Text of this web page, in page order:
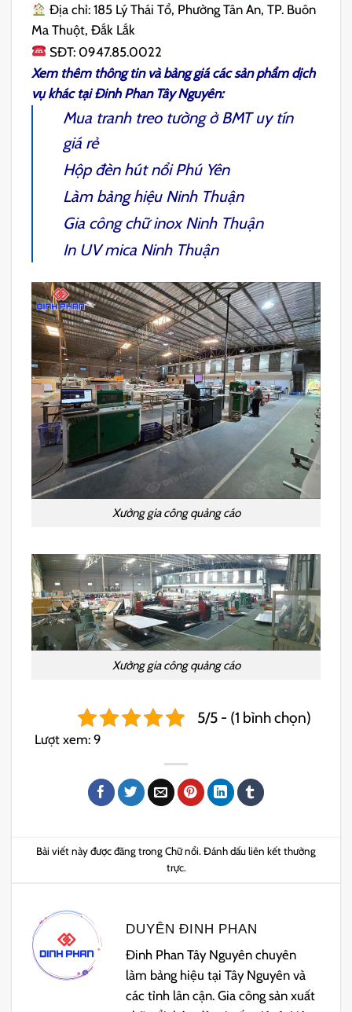
Địa chỉ: 185 Lý Thái Tổ, Phường Tân An, TP. Buôn
Ma Thuột, Đắk Lắk
SĐT: 0947.85.0022
Xem thêm thông tin và bảng giá các sản phẩm dịch
vụ khác tạiĐinh Phan Tây Nguyên:
Mua tranh treo tường ở BMTuy tín
giá rẻ
Hộp đèn hút nổi Phú Yên
Làm bảng hiệu Ninh Thuận
Gia công chữ inox Ninh Thuận
In UV mica Ninh Thuận
Xưởng gia công quảng cáo
Xưởng gia công quảng cáo
5/5 - (1 bình chọn)
Lượt xem: 9
Bài viết này được đăng trongChữ nổi. Đánh dấuliên kết thường
trực.
DUYÊN ĐINH PHAN
Đinh Phan Tây Nguyên chuyên
làm bảng hiệu tại Tây Nguyên và
các tỉnh lân cận. Gia công sản xuất